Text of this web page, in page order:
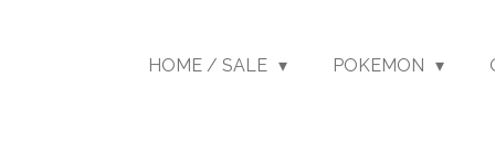
HOME / SALE POKEMON